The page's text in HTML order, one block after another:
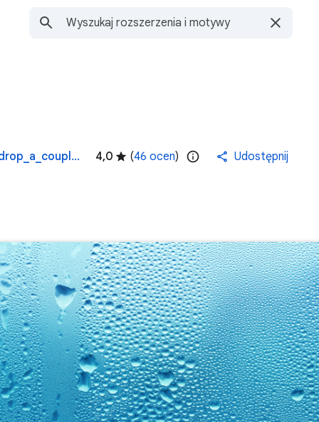
https://atavi.com/browser-themes/p/drop_a_couple/chrome-themes-top/ 4,0 (46 ocen) Udostępnij